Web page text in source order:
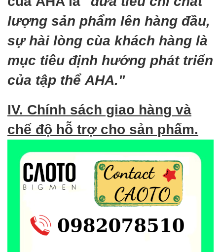
lượng sản phẩm lên hàng đầu,
sự hài lòng cùa khách hàng là
mục tiêu định hướng phát triển
của tập thể AHA."
IV. Chính sách giao hàng và
chế độ hỗ trợ cho sản phẩm.